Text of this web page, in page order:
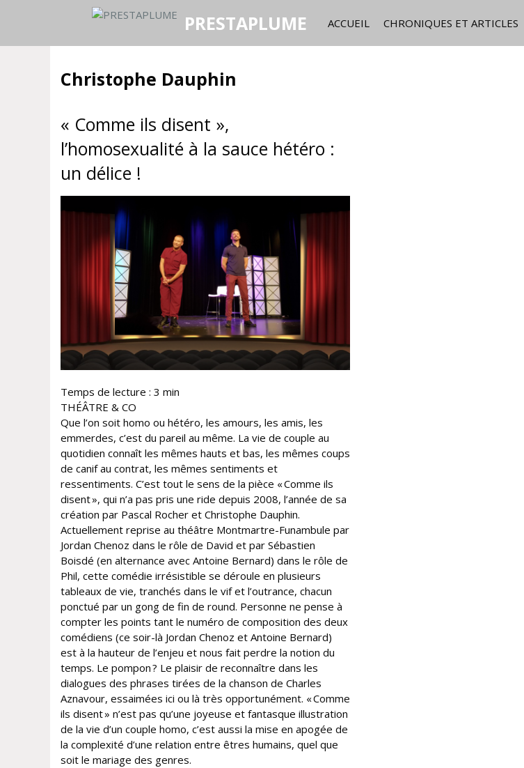
PRESTAPLUME ACCUEIL CHRONIQUES ET ARTICLES
Christophe Dauphin
« Comme ils disent »,
l’homosexualité à la sauce hétéro :
un délice !
Temps de lecture : 3 min
THÉÂTRE & CO
Que l’on soit homo ou hétéro, les amours, les amis, les
emmerdes, c’est du pareil au même. La vie de couple au
quotidien connaît les mêmes hauts et bas, les mêmes coups
de canif au contrat, les mêmes sentiments et
ressentiments. C’est tout le sens de la pièce « Comme ils
disent », qui n’a pas pris une ride depuis 2008, l’année de sa
création par Pascal Rocher et Christophe Dauphin.
Actuellement reprise au théâtre Montmartre-Funambule par
Jordan Chenoz dans le rôle de David et par Sébastien
Boisdé (en alternance avec Antoine Bernard) dans le rôle de
Phil, cette comédie irrésistible se déroule en plusieurs
tableaux de vie, tranchés dans le vif et l’outrance, chacun
ponctué par un gong de fin de round. Personne ne pense à
compter les points tant le numéro de composition des deux
comédiens (ce soir-là Jordan Chenoz et Antoine Bernard)
est à la hauteur de l’enjeu et nous fait perdre la notion du
temps. Le pompon ? Le plaisir de reconnaître dans les
dialogues des phrases tirées de la chanson de Charles
Aznavour, essaimées ici ou là très opportunément. « Comme
ils disent » n’est pas qu’une joyeuse et fantasque illustration
de la vie d’un couple homo, c’est aussi la mise en apogée de
la complexité d’une relation entre êtres humains, quel que
soit le mariage des genres.